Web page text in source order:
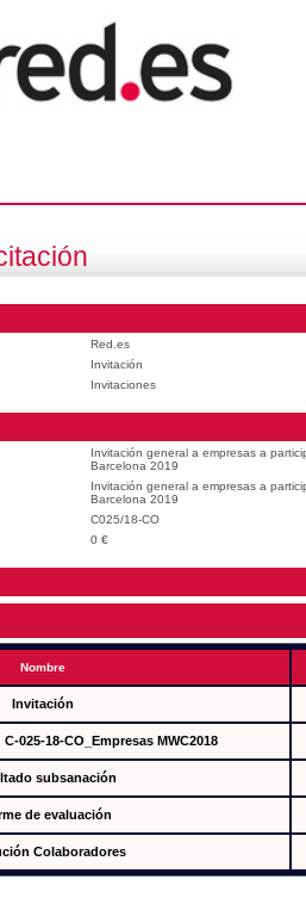
Red.es
Invitación
Invitaciones
Invitación general a empresas a
Barcelona 2019
Invitación general a empresas a
Barcelona 2019
C025/18-CO
0 €
Nombre
Invitación
025-18-CO_Empresas MWC2018
subsanación
de evaluación
Colaboradores